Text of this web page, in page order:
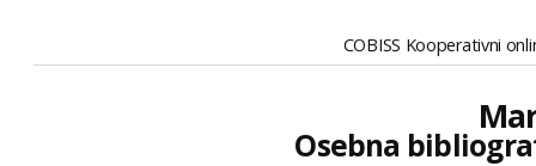
COBISS Kooperativni
Osebna